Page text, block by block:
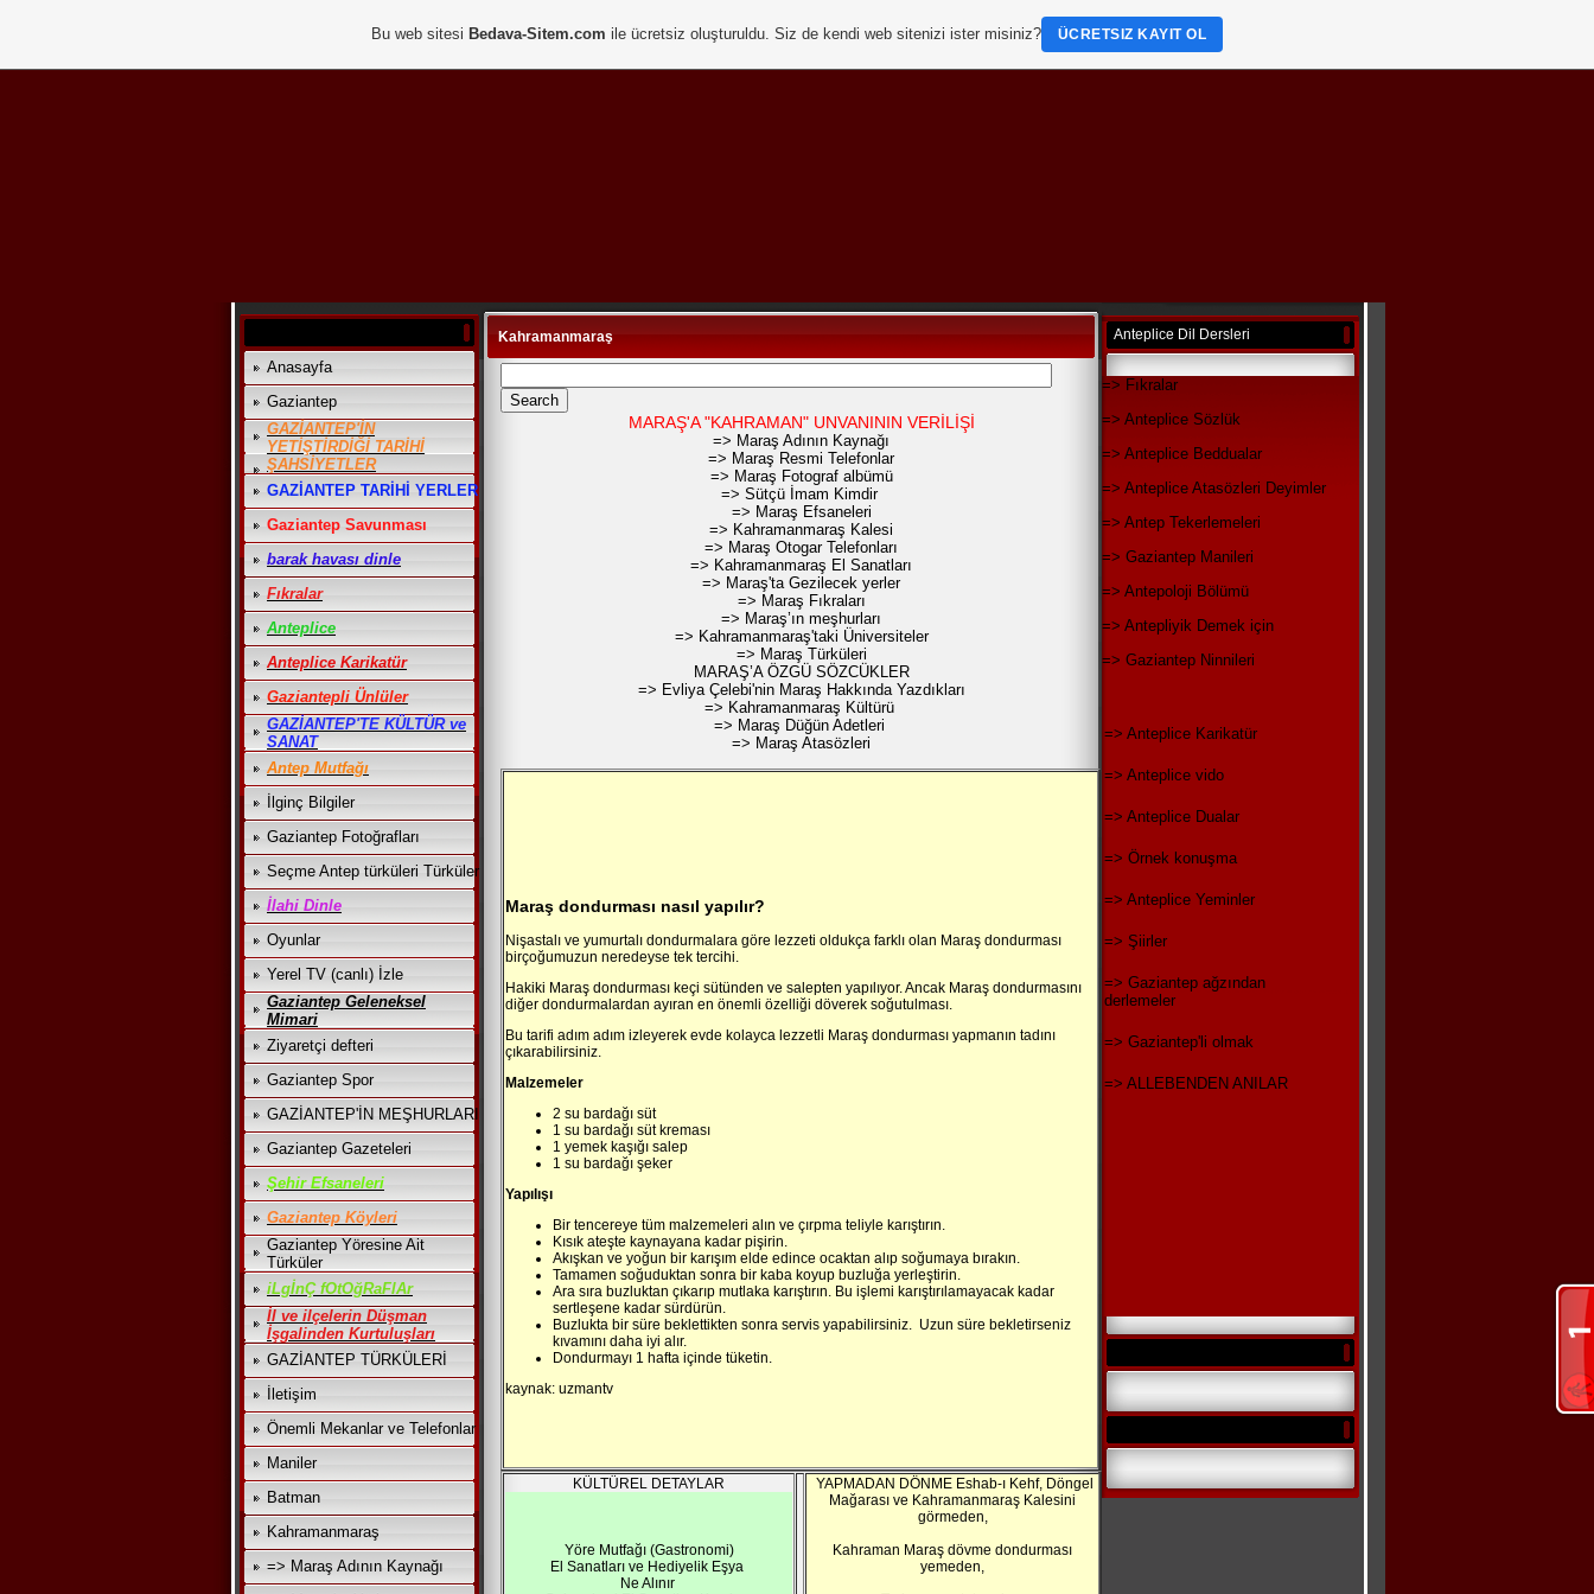
Anasayfa
Gaziantep
GAZİANTEP'İN
YETİŞTİRDİĞİ TARİHİ
ŞAHSİYETLER
GAZİANTEP TARİHİ YERLER
Gaziantep Savunması
barak havası dinle
Fıkralar
Anteplice
Anteplice Karikatür
Gaziantepli Ünlüler
GAZİANTEP'TE KÜLTÜR ve
SANAT
Antep Mutfağı
İlginç Bilgiler
Gaziantep Fotoğrafları
Seçme Antep türküleri Türküler
İlahi Dinle
Oyunlar
Yerel TV (canlı) İzle
Gaziantep Geleneksel
Mimari
Ziyaretçi defteri
Gaziantep Spor
GAZİANTEP'İN MEŞHURLARI
Gaziantep Gazeteleri
Şehir Efsaneleri
Gaziantep Köyleri
Gaziantep Yöresine Ait
Türküler
iLgİnÇ fOtOğRaFlAr
İl ve ilçelerin Düşman
İşgalinden Kurtuluşları
GAZİANTEP TÜRKÜLERİ
İletişim
Önemli Mekanlar ve Telefonlar
Maniler
Batman
Kahramanmaraş
=> Maraş Adının Kaynağı
Kahramanmaraş
MARAŞ'A "KAHRAMAN" UNVANININ VERİLİŞİ
=> Maraş Adının Kaynağı
=> Maraş Resmi Telefonlar
=> Maraş Fotograf albümü
=> Sütçü İmam Kimdir
=> Maraş Efsaneleri
=> Kahramanmaraş Kalesi
=> Maraş Otogar Telefonları
=> Kahramanmaraş El Sanatları
=> Maraş'ta Gezilecek yerler
=> Maraş Fıkraları
=> Maraş’ın meşhurları
=> Kahramanmaraş'taki Üniversiteler
=> Maraş Türküleri
MARAŞ’A ÖZGÜ SÖZCÜKLER
=> Evliya Çelebi'nin Maraş Hakkında Yazdıkları
=> Kahramanmaraş Kültürü
=> Maraş Düğün Adetleri
=> Maraş Atasözleri
Maraş dondurması nasıl yapılır?
Nişastalı ve yumurtalı dondurmalara göre lezzeti oldukça farklı olan Maraş dondurması
birçoğumuzun neredeyse tek tercihi.
Hakiki Maraş dondurması keçi sütünden ve salepten yapılıyor. Ancak Maraş dondurmasını
diğer dondurmalardan ayıran en önemli özelliği döverek soğutulması.
Bu tarifi adım adım izleyerek evde kolayca lezzetli Maraş dondurması yapmanın tadını
çıkarabilirsiniz.
Malzemeler
2 su bardağı süt
1 su bardağı süt kreması
1 yemek kaşığı salep
1 su bardağı şeker
Yapılışı
Bir tencereye tüm malzemeleri alın ve çırpma teliyle karıştırın.
Kısık ateşte kaynayana kadar pişirin.
Akışkan ve yoğun bir karışım elde edince ocaktan alıp soğumaya bırakın.
Tamamen soğuduktan sonra bir kaba koyup buzluğa yerleştirin.
Ara sıra buzluktan çıkarıp mutlaka karıştırın. Bu işlemi karıştırılamayacak kadar
sertleşene kadar sürdürün.
Buzlukta bir süre beklettikten sonra servis yapabilirsiniz. Uzun süre bekletirseniz
kıvamını daha iyi alır.
Dondurmayı 1 hafta içinde tüketin.
kaynak: uzmantv
KÜLTÜREL DETAYLAR
Yöre Mutfağı (Gastronomi)
El Sanatları ve Hediyelik Eşya
Ne Alınır
YAPMADAN DÖNME Eshab-ı Kehf, Döngel
Mağarası ve Kahramanmaraş Kalesini
görmeden,
Kahraman Maraş dövme dondurması
yemeden,
Anteplice Dil Dersleri
=> Fıkralar
=> Anteplice Sözlük
=> Anteplice Beddualar
=> Anteplice Atasözleri Deyimler
=> Antep Tekerlemeleri
=> Gaziantep Manileri
=> Antepoloji Bölümü
=> Antepliyik Demek için
=> Gaziantep Ninnileri
=> Anteplice Karikatür
=> Anteplice vido
=> Anteplice Dualar
=> Örnek konuşma
=> Anteplice Yeminler
=> Şiirler
=> Gaziantep ağzından
derlemeler
=> Gaziantep'li olmak
=> ALLEBENDEN ANILAR
Bu web sitesi Bedava-Sitem.com ile ücretsiz oluşturuldu. Siz de kendi web sitenizi ister misiniz? ÜCRETSIZ KAYIT OL